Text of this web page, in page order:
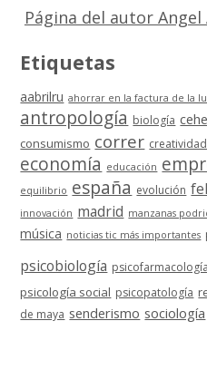
Página del autor
Etiquetas
aabrilru ahorrar en la factura de la
antropología biología
consumismo correr creatividad
economía educación
equilibrio españa evolución
innovación madrid manzanas
música noticias tic más importantes
psicobiología psicofarmacología
psicología social psicopatología
de maya senderismo sociología